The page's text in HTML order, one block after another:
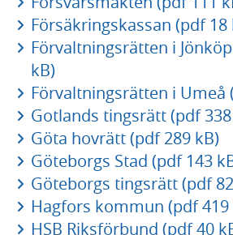
Försäkringskassan (pdf 18
Förvaltningsrätten i
kB)
Förvaltningsrätten i Umeå
Gotlands tingsrätt (pdf
Göta hovrätt (pdf 289 kB)
Göteborgs Stad (pdf 143
Göteborgs tingsrätt (pdf
Hagfors kommun (pdf 419
HSB Riksförbund (pdf 40